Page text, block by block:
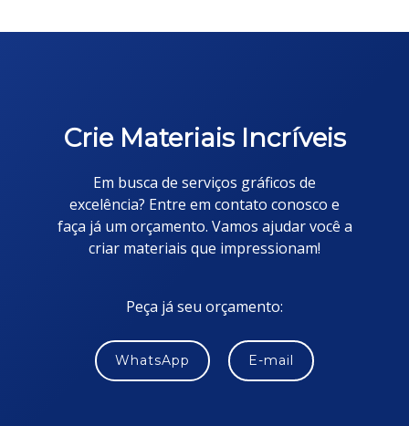
Crie Materiais Incríveis
Em busca de serviços gráficos de
excelência? Entre em contato conosco e
faça já um orçamento. Vamos ajudar você a
criar materiais que impressionam!
Peça já seu orçamento:
WhatsApp E-mail